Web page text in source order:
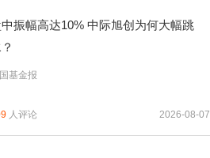
振幅高达10% 中际旭创为何大幅跳
基金报
人评论 2026-08-07